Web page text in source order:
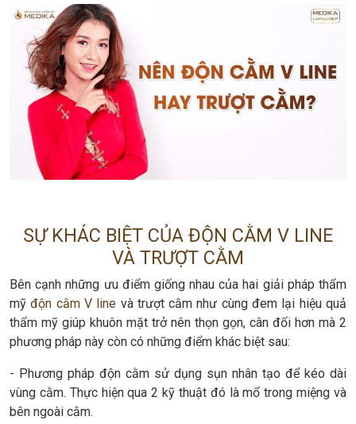
SỰ KHÁC BIỆT CỦA ĐỘN CẰM V LINE
VÀ TRƯỢT CẰM
Bên cạnh những ưu điểm giống nhau của hai giải pháp thẩm
mỹđộn cằm V line và trượt cằm như cùng đem lại hiệu quả
thẩm mỹ giúp khuôn mặt trở nên thọn gọn, cân đối hơn mà 2
phương pháp này còn có những điểm khác biệt sau:
- Phương pháp độn cằm sử dụng sụn nhân tạo để kéo dài
vùng cằm. Thực hiện qua 2 kỹ thuật đó là mổ trong miệng và
bên ngoài cằm.